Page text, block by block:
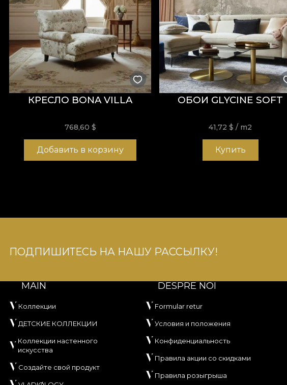
КРЕСЛО BONA VILLA
768,60 $
Добавить в корзину
ОБОИ GLYCINE SOFT
41,72$ / m2
Купить
ПОДПИШИТЕСЬ НА НАШУ РАССЫЛКУ!
MAIN
Коллекции
ДЕТСКИЕ КОЛЛЕКЦИИ
Коллекции настенного
искусства
Создайте свой продукт
DESPRE NOI
Formular retur
Условия и положения
Конфиденциальность
Правила акции со скидками
Правила розыгрыша